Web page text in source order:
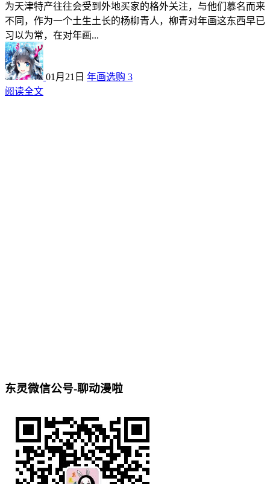
为天津特产往往会受到外地买家的格外关注，与他们慕名而来
不同，作为一个土生土长的杨柳青人，柳青对年画这东西早已
习以为常，在对年画...
01月21日 年画选购 3
阅读全文
东灵微信公号-聊动漫啦